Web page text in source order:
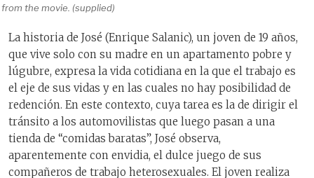
from the movie. (supplied)
La historia de José (Enrique Salanic), un joven de 19 años,
que vive solo con su madre en un apartamento pobre y
lúgubre, expresa la vida cotidiana en la que el trabajo es
el eje de sus vidas y en las cuales no hay posibilidad de
redención. En este contexto, cuya tarea es la de dirigir el
tránsito a los automovilistas que luego pasan a una
tienda de “comidas baratas”, José observa,
aparentemente con envidia, el dulce juego de sus
compañeros de trabajo heterosexuales. El joven realiza